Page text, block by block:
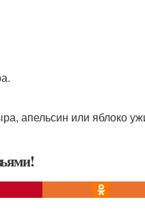
апельсин или яблоко